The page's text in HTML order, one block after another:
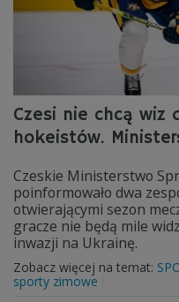
Czesi nie chcą wiz
hokeistów.
Czeskie Ministerstwo
poinformowało dwa
otwierającymi sezon
gracze nie będą mile
inwazji na Ukrainę.
Zobacz więcej na temat:
sporty zimowe